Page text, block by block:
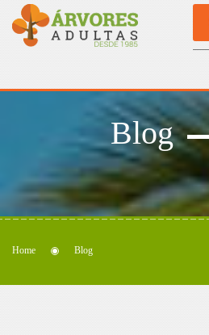
Blog
Home Blog